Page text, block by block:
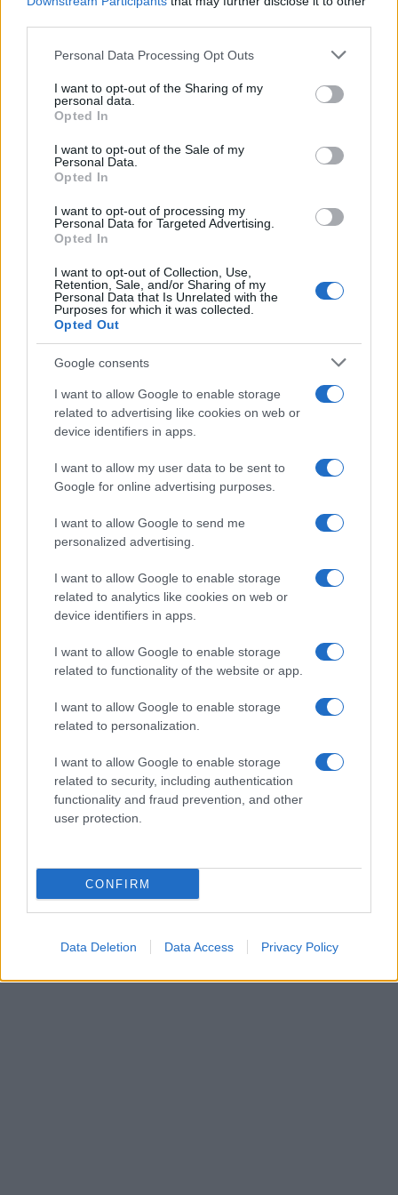
Please note that this website/app uses one or more Google
not limited to your visit or usage behaviour. You may click to
grant or deny consent to Google and its third-party tags to
use your data for below specified purposes in below Google
consent section.
Personal Data Processing Opt Outs
I want to opt-out of the Sharing of my
personal data.
Opted In
I want to opt-out of the Sale of my
Personal Data.
Opted In
I want to opt-out of processing my
Personal Data for Targeted Advertising.
Opted In
I want to opt-out of Collection, Use,
Retention, Sale, and/or Sharing of my
Personal Data that Is Unrelated with the
Purposes for which it was collected.
Opted Out
Google consents
I want to allow Google to enable storage
related to advertising like cookies on web or
device identifiers in apps.
I want to allow my user data to be sent to
Google for online advertising purposes.
I want to allow Google to send me
personalized advertising.
I want to allow Google to enable storage
related to analytics like cookies on web or
device identifiers in apps.
I want to allow Google to enable storage
related to functionality of the website or app.
I want to allow Google to enable storage
related to personalization.
I want to allow Google to enable storage
related to security, including authentication
functionality and fraud prevention, and other
user protection.
CONFIRM
Data Deletion Data Access Privacy Policy
Μετά την άμεση παρέμβαση των αυτοπτών
μαρτύρων, ο άνδρας επιβιβάστηκε ξανά στο
αυτοκίνητό του, έβαλε όπισθεν και εξαφανίστηκε,
με την Αστυνομία να εξαπολύει
πλαίσιο του αυτοφώρου.
ΑΚΟΛΟΥΘΗΣΤΕ ΜΑΣ ΣΤΟ GOOGLE
NEWS ΚΑΝΟΝΤΑΣ ΚΛΙΚ ΕΔΩ
TAGS
ΑΓΡΙΟΣ ΞΥΛΟΔΑΡΜΟΣ
Ροή Ειδήσεων
ΔΙΕΘΝΗ
Συρία: Νεκροί και τραυματίες από έκρηξη σε λεωφορείο
κοντά στη Δαμασκό
06/08/26 - 20:50
Washington Post: Ο Τραμπ θέλει τον Τζέι Ντι Βανς
ΔΙΕΘΝΗ
06/08/26 - 20:17
Σλοβακία: Ιστορικό ρεκόρ ζέστης με 42,2 βαθμούς
Κελσίου
ΔΙΕΘΝΗ
Τεχεράνη προς χώρες του Κόλπου: Πείστε τον Τραμπ να
σταματήσει τις επιθέσεις, ειδάλλως θα υπάρξουν
αντίποινα
ΔΙΕΘΝΗ
Ζελένσκι: Στην Σερβία το Σάββατο, για πρώτη φορά μετά
την έναρξη του ρωσο-ουκρανικού πολέμου
ΕΛΛΑΔΑ
Στην Ελλάδα απόψε η 46χρονη που κατηγορείται για την
ΔΙΕΘΝΗ